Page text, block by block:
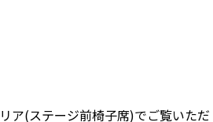
ア(ステージ前椅子席)でご覧いただ